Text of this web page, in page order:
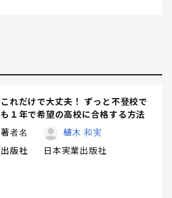
これだけで大丈夫！ ずっと不登校で
も１年で希望の高校に合格する方法
著者名
植木 和実
出版社
日本実業出版社